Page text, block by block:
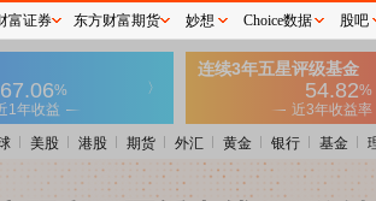
美股 港股 期货 外汇 黄金 银行 基金
富证券 东方财富期货 妙想 Choice数据 股吧